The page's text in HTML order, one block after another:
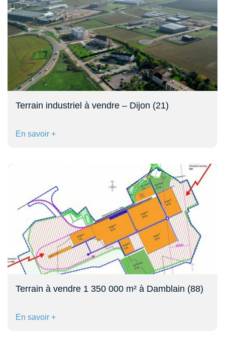
Terrain industriel à vendre – Dijon (21)
En savoir +
Terrain à vendre 1 350 000 m² à Damblain (88)
En savoir +